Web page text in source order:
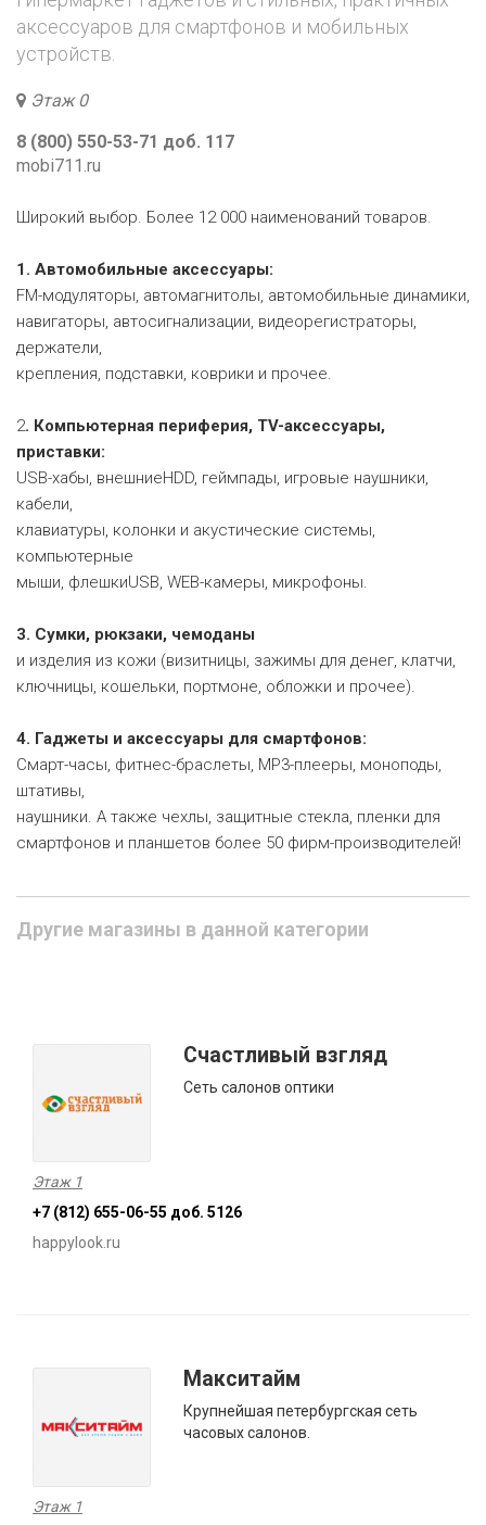
аксессуаров для смартфонов и мобильных
устройств.
Этаж 0
8 (800) 550-53-71 доб. 117
mobi711.ru
Широкий выбор. Более 12 000 наименований товаров.
1. Автомобильные аксессуары:
FM-модуляторы, автомагнитолы, автомобильные динамики,
навигаторы, автосигнализации, видеорегистраторы,
держатели,
крепления, подставки, коврики и прочее.
2. Компьютерная периферия, TV-аксессуары,
приставки:
USB-хабы, внешниеHDD, геймпады, игровые наушники,
кабели,
клавиатуры, колонки и акустические системы,
компьютерные
мыши, флешкиUSB, WEB-камеры, микрофоны.
3. Сумки, рюкзаки, чемоданы
и изделия из кожи (визитницы, зажимы для денег, клатчи,
ключницы, кошельки, портмоне, обложки и прочее).
4. Гаджеты и аксессуары для смартфонов:
Смарт-часы, фитнес-браслеты, MP3-плееры, моноподы,
штативы,
наушники. А также чехлы, защитные стекла, пленки для
смартфонов и планшетов более 50 фирм-производителей!
Другие магазины в данной категории
Счастливый взгляд
Сеть салонов оптики
Этаж 1
+7 (812) 655-06-55 доб. 5126
happylook.ru
Макситайм
Крупнейшая петербургская сеть
часовых салонов.
Этаж 1